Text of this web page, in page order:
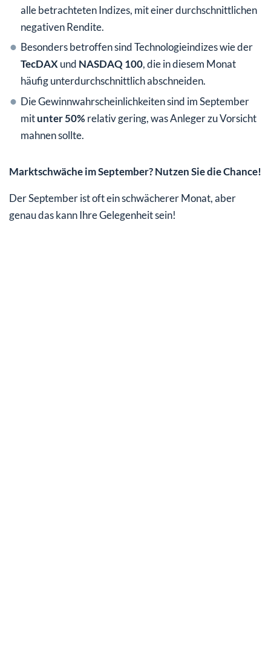
alle betrachteten Indizes, mit einer durchschnittlichen
negativen Rendite.
Besonders betroffen sind Technologieindizes wie der
TecDAXund NASDAQ 100, die in diesem Monat
häufig unterdurchschnittlich abschneiden.
Die Gewinnwahrscheinlichkeiten sind im September
mitunter 50% relativ gering, was Anleger zu Vorsicht
mahnen sollte.
Marktschwäche im September? Nutzen Sie die Chance!
Der September ist oft ein schwächerer Monat, aber
genau das kann Ihre Gelegenheit sein!